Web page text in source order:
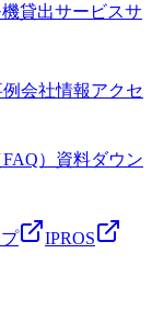
貸出サービスサ
会社情報アクセ
） 資料ダウン
IPROS